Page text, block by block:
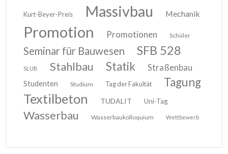
Kurt-Beyer-Preis Massivbau Mechanik
Promotion Promotionen Schüler
Seminar für Bauwesen SFB 528
SLUB Stahlbau Statik Straßenbau
Studenten Studium Tag der Fakultät Tagung
Textilbeton TUDALIT Uni-Tag
Wasserbau Wasserbaukolloquium Wettbewerb